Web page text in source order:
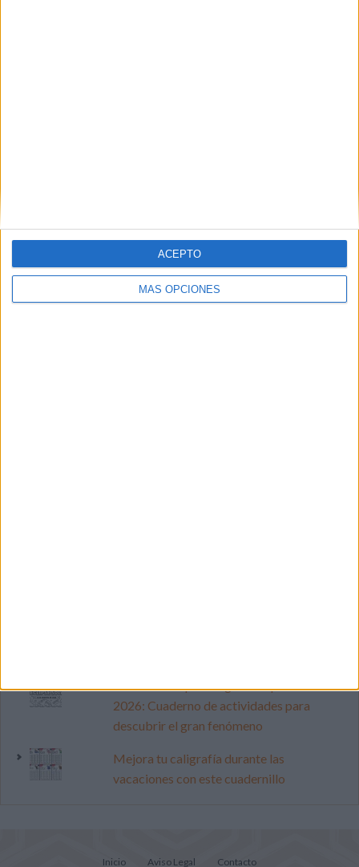
MÁS OPCIONES
ACEPTO
SIGUE NUESTROS TABLEROS EN
Cuenta atrás para el gran eclipse solar
2026: Cuaderno de actividades para
descubrir el gran fenómeno
Mejora tu caligrafía durante las
vacaciones con este cuadernillo
Inicio Aviso Legal Contacto